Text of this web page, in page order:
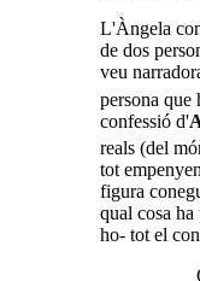
L'Àngela
de dos
veu
persona que
confessió d'
reals (del
tot
figura
qual cosa
ho- tot el